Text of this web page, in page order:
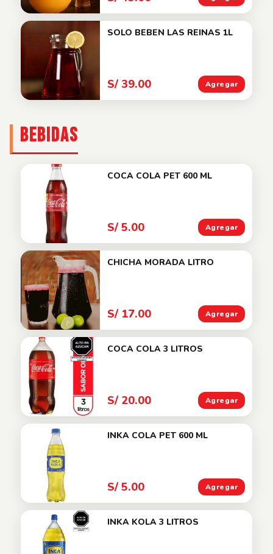
SOLO BEBEN LAS REINAS 1L
S/ 39.00 Agregar
BEBIDAS
COCA COLA PET 600 ML
S/ 5.00 Agregar
CHICHA MORADA LITRO
S/ 17.00 Agregar
COCA COLA 3 LITROS
S/ 20.00 Agregar
INKA COLA PET 600 ML
S/ 5.00 Agregar
INKA KOLA 3 LITROS